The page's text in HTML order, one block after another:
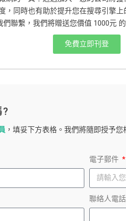
，同時也有助於提升您在搜尋引擎
們聯繫，我們將贈送您價值 1000元
免費立即刊登
，填妥下方表格。我們將隨即授予
電子郵件
聯絡人電話